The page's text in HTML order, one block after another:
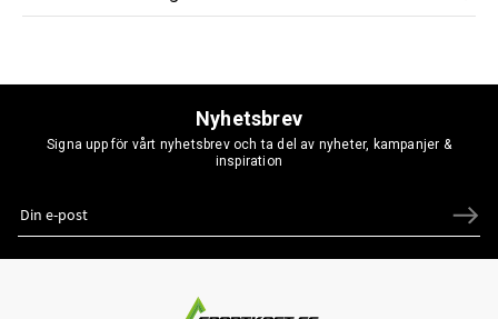
Nyhetsbrev
Signa upp för vårt nyhetsbrev och ta del av nyheter, kampanjer &
inspiration